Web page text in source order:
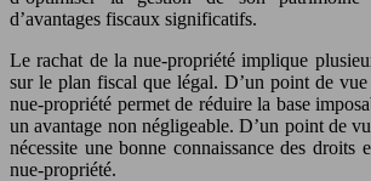
d’avantages fiscaux significatifs.
Le rachat de la nue-propriété implique
sur le plan fiscal que légal. D’un point de
nue-propriété permet de réduire la base
un avantage non négligeable. D’un point de
nécessite une bonne connaissance des droits
nue-propriété.